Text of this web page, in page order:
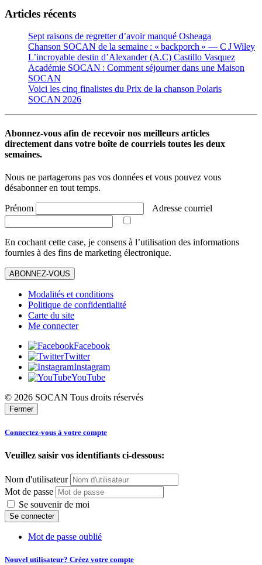
Articles récents
Sept raisons de regretter d’avoir manqué Osheaga
Chanson SOCAN de la semaine : « backporch » — C J Wiley
L’incroyable destin d’Alexander (A.C) Castillo Vasquez
Académie SOCAN : Comment séjourner dans une Maison
SOCAN
Voici les cinq finalistes du Prix de la chanson Polaris
SOCAN 2026
Abonnez-vous afin de recevoir nos meilleurs articles
directement dans votre boîte de courriels toutes les deux
semaines.
Nous ne partagerons pas vos données et vous pouvez vous
désabonner en tout temps.
Prénom Adresse courriel
En cochant cette case, je consens à l’utilisation des informations
fournies à des fins de marketing électronique.
ABONNEZ-VOUS
Modalités et conditions
Politique de confidentialité
Carte du site
Me connecter
Facebook
Twitter
Instagram
YouTube
© 2026 SOCAN Tous droits réservés
Fermer
Connectez-vous à votre compte
Veuillez saisir vos identifiants ci-dessous:
Nom d'utilisateur
Mot de passe
Se souvenir de moi
Mot de passe oublié
Nouvel utilisateur? Créez votre compte